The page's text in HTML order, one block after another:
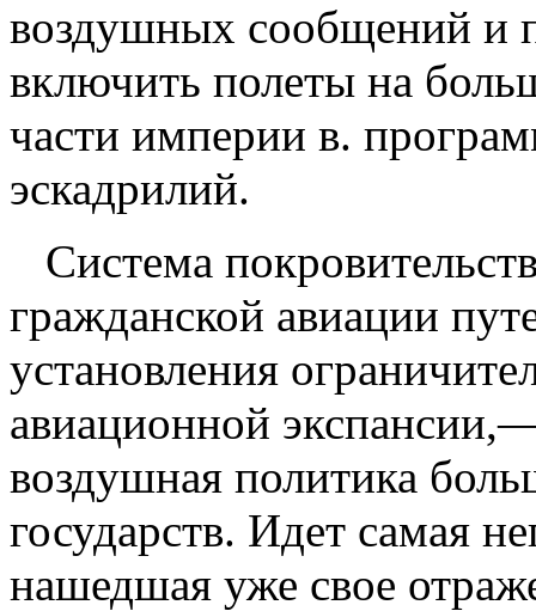
воздушных сообщений и
включить полеты на
части империи в.
эскадрилий.
Система
гражданской авиации
установления
авиационной
воздушная политика
государств. Идет самая
нашедшая уже свое